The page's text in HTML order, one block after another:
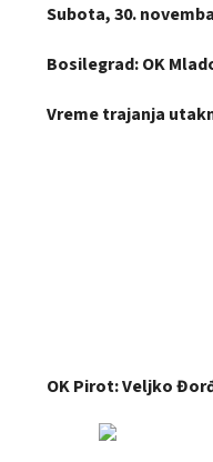
Subota, 30.
Bosilegrad: OK
Vreme trajanja
OK Pirot: Veljko